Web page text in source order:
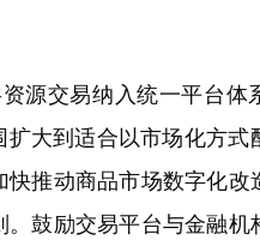
源交易纳入统一平台体
大到适合以市场化方式
推动商品市场数字化改
鼓励交易平台与金融机